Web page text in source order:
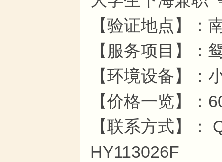
【验证地点】：
【服务项目】：
【环境设备】：
【价格一览】：
【联系方式】：
HY113026F